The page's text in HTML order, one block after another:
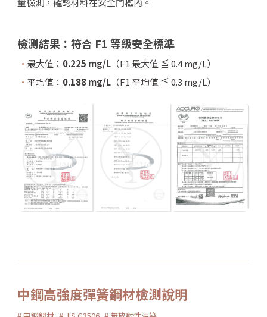
檢測結果：符合 F1 等級安全標準
最大值： 0.225 mg/L （F1 最大值 ≦ 0.4 mg/L）
平均值： 0.188 mg/L （F1 平均值 ≦ 0.3 mg/L）
中鋼高強度彈簧鋼材檢測說明